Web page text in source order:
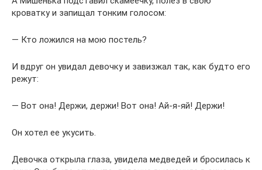
кроватку и запищал тонким голосом:
— Кто ложился на мою постель?
И вдруг он увидал девочку и завизжал так, как будто его
режут:
— Вот она! Держи, держи! Вот она! Ай-я-яй! Держи!
Он хотел ее укусить.
Девочка открыла глаза, увидела медведей и бросилась к